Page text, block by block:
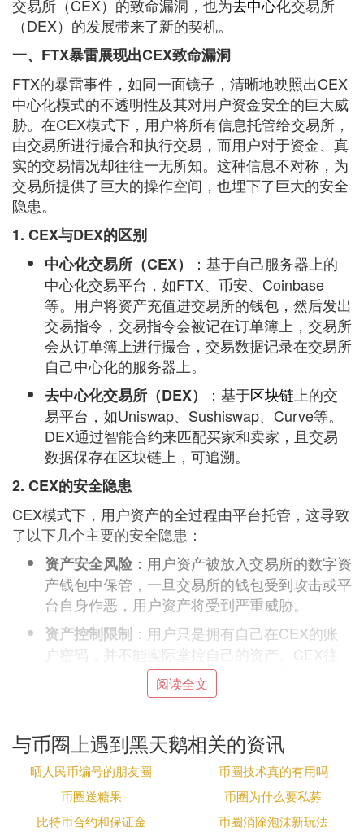
交易所（CEX）的致命漏洞，也为去中心化交易所
（DEX）的发展带来了新的契机。
一、FTX暴雷展现出CEX致命漏洞
FTX的暴雷事件，如同一面镜子，清晰地映照出CEX
中心化模式的不透明性及其对用户资金安全的巨大威
胁。在CEX模式下，用户将所有信息托管给交易所，
由交易所进行撮合和执行交易，而用户对于资金、真
实的交易情况却往往一无所知。这种信息不对称，为
交易所提供了巨大的操作空间，也埋下了巨大的安全
隐患。
1. CEX与DEX的区别
中心化交易所（CEX）
：基于自己服务器上的
中心化交易平台，如FTX、币安、Coinbase
等。用户将资产充值进交易所的钱包，然后发出
交易指令，交易指令会被记在订单簿上，交易所
会从订单簿上进行撮合，交易数据记录在交易所
自己中心化的服务器上。
去中心化交易所（DEX）
：基于区块链 上的交
易平台，如Uniswap、Sushiswap、Curve等。
DEX通过智能合约来匹配买家和卖家，且交易
数据保存在区块链上，可追溯。
2. CEX的安全隐患
CEX模式下，用户资产的全过程由平台托管，这导致
了以下几个主要的安全隐患：
资产安全风险：用户资产被放入交易所的数字资
产钱包中保管，一旦交易所的钱包受到攻击或平
台自身作恶，用户资产将受到严重威胁。
资产控制限制 ：用户只是拥有自己在CEX的账
户密码，并不能实际掌控自己的资产。CEX往
往会设置规则限制用户的提现，包括限制提现额
度、提现时间、设置提现手续费等，从而影响用
交易清算不透明：用户在CEX进行的交易撮
合、清算的过程全部由交易所的服务器协助完
成，且这个过程是链下进行的，用户无法看到真
实情况。因此，CEX可轻易制造虚假交易，进
行价格操控。
阅读全文
与币圈上遇到黑天鹅相关的资讯
晒人民币编号的朋友圈
币圈技术真的有用吗
币圈送糖果
币圈为什么要私募
比特币合约和保证金
币圈消除泡沫新玩法